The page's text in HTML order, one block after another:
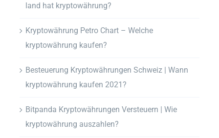
land hat kryptowährung?
Kryptowährung Petro Chart – Welche
kryptowährung kaufen?
Besteuerung Kryptowährungen Schweiz | Wann
kryptowährung kaufen 2021?
Bitpanda Kryptowährungen Versteuern | Wie
kryptowährung auszahlen?